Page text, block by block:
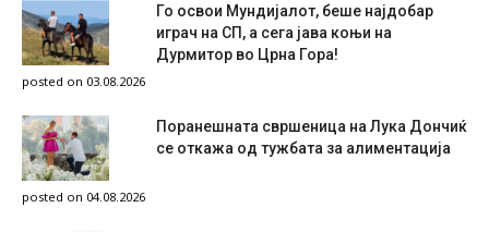
Го освои Мундијалот, беше најдобар
играч на СП, а сега јава коњи на
Дурмитор во Црна Гора!
posted on 03.08.2026
Поранешната свршеница на Лука Дончиќ
се откажа од тужбата за алиментација
posted on 04.08.2026